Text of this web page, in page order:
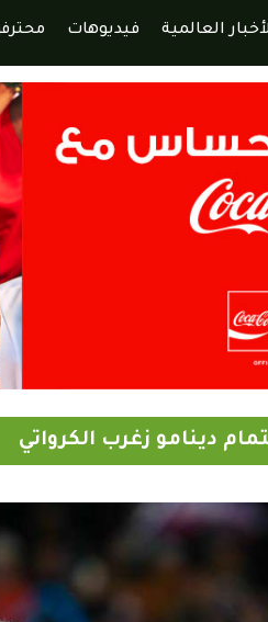
العالمية فيديوهات
دينامو زغرب الكرواتي